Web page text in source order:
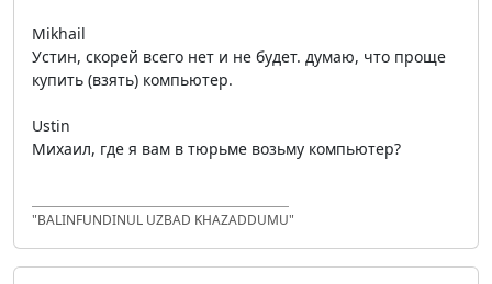
Mikhail
Устин, скорей всего нет и не будет. думаю, что проще
купить (взять) компьютер.
Ustin
Михаил, где я вам в тюрьме возьму компьютер?
"BALINFUNDINUL UZBAD KHAZADDUMU"